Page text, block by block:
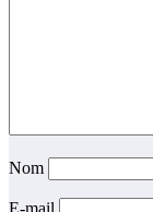
Nom
E-mail